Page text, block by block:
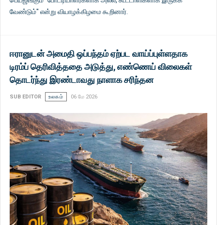
வேண்டும்" என்று வியாழக்கிழமை கூறினார்.
ஈரானுடன் அமைதி ஒப்பந்தம் ஏற்பட வாய்ப்புள்ளதாக
டிரம்ப் தெரிவித்ததை அடுத்து, எண்ணெய் விலைகள்
தொடர்ந்து இரண்டாவது நாளாக சரிந்தன
SUB EDITOR உலகம் 06 மே 2026